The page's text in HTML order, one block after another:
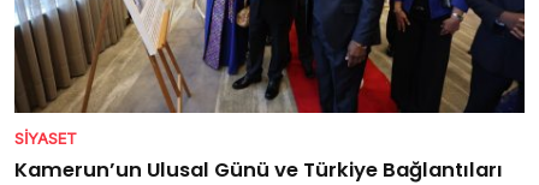
SIYASET
Kamerun’un Ulusal Günü ve Türkiye Bağlantıları